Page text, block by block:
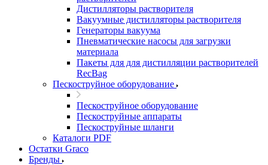
Дистилляторы растворителя
Вакуумные дистилляторы растворителя
Генераторы вакуума
Пневматические насосы для загрузки
материала
Пакеты для для дистилляции растворителей
RecBag
Пескоструйное оборудование
Пескоструйное оборудование
Пескоструйные аппараты
Пескоструйные шланги
Каталоги PDF
Остатки Graco
Бренды